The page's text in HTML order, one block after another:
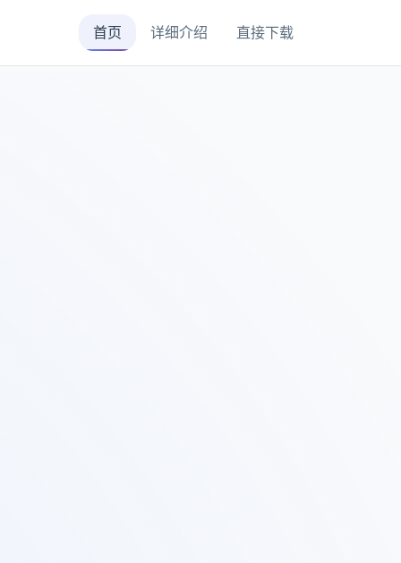
首页 详细介绍 直接下载